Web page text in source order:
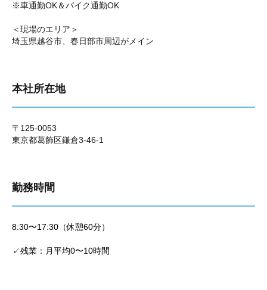
※車通勤OK＆バイク通勤OK
＜現場のエリア＞
埼玉県越谷市、春日部市周辺がメイン
本社所在地
〒125-0053
東京都葛飾区鎌倉3-46-1
勤務時間
8:30〜17:30（休憩60分）
✓残業：月平均0〜10時間